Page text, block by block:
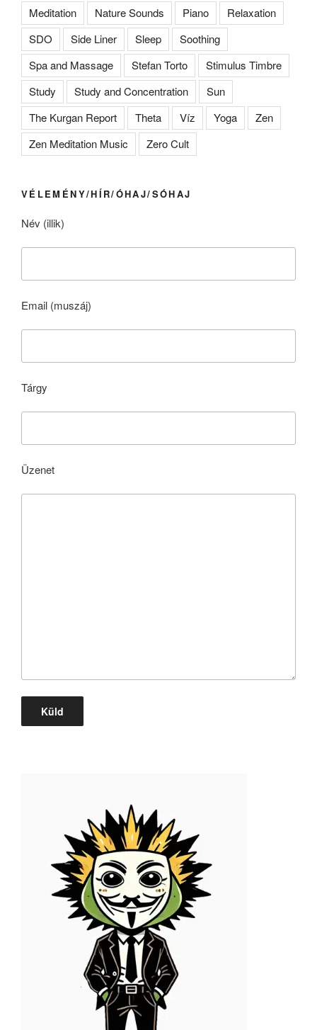
Meditation Nature Sounds Piano
Relaxation
SDO
Side Liner Sleep
Soothing
Spa and Massage
Stefan Torto
Stimulus Timbre
Study
Study and Concentration
Sun
The Kurgan Report
Theta Víz Yoga
Zen
Zen Meditation Music
Zero Cult
VÉLEMÉNY/HÍR/ÓHAJ/SÓHAJ
Név (illik)
Email (muszáj)
Tárgy
Üzenet